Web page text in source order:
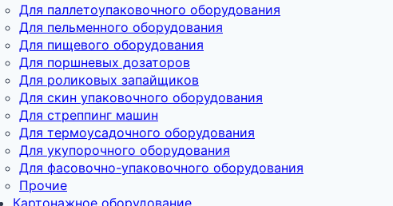
Для паллетоупаковочного оборудования
Для пельменного оборудования
Для пищевого оборудования
Для поршневых дозаторов
Для роликовых запайщиков
Для скин упаковочного оборудования
Для стреппинг машин
Для термоусадочного оборудования
Для укупорочного оборудования
Для фасовочно-упаковочного оборудования
Прочие
Картонажное оборудование